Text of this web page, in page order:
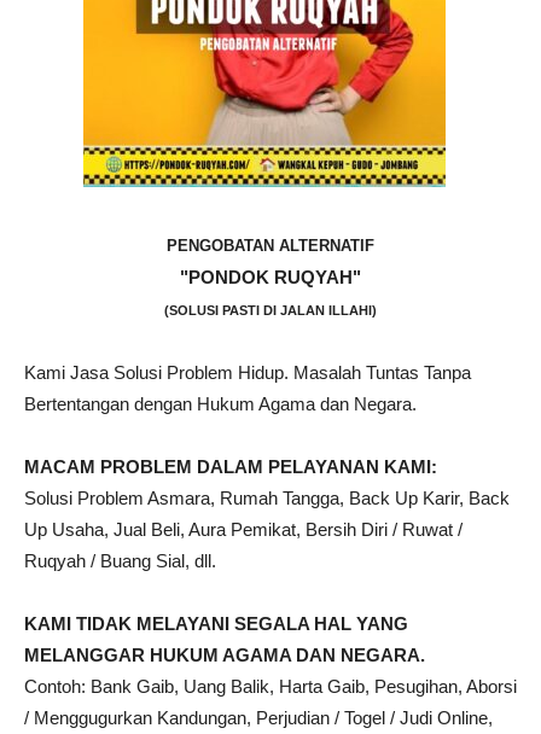
PENGOBATAN ALTERNATIF
"PONDOK RUQYAH"
(SOLUSI PASTI DI JALAN ILLAHI)
Kami Jasa Solusi Problem Hidup. Masalah Tuntas Tanpa
Bertentangan dengan Hukum Agama dan Negara.
MACAM PROBLEM DALAM PELAYANAN KAMI:
Solusi Problem Asmara, Rumah Tangga, Back Up Karir, Back
Up Usaha, Jual Beli, Aura Pemikat, Bersih Diri / Ruwat /
Ruqyah / Buang Sial, dll.
KAMI TIDAK MELAYANI SEGALA HAL YANG
MELANGGAR HUKUM AGAMA DAN NEGARA.
Contoh: Bank Gaib, Uang Balik, Harta Gaib, Pesugihan, Aborsi
/ Menggugurkan Kandungan, Perjudian / Togel / Judi Online,